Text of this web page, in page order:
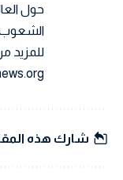
حول
الشعوب.
للمزيد
شارك هذه